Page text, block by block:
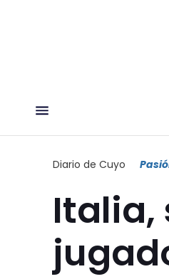
Diario de Cuyo
Italia,